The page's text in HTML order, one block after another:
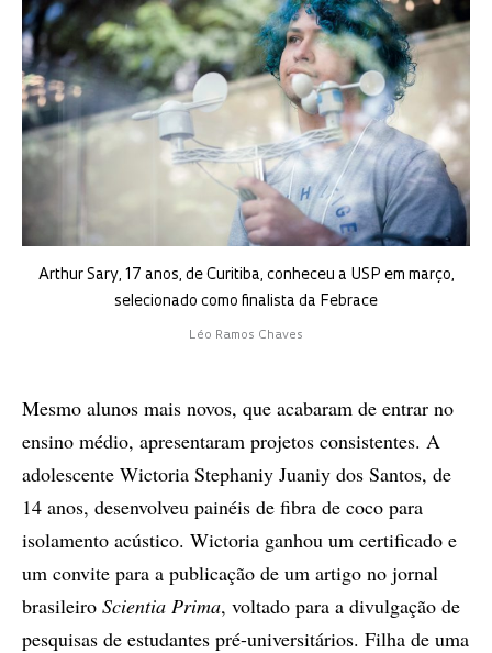
Arthur Sary, 17 anos, de Curitiba, conheceu a USP em março,
selecionado como finalista da Febrace
Léo Ramos Chaves
Mesmo alunos mais novos, que acabaram de entrar no
ensino médio, apresentaram projetos consistentes. A
adolescente Wictoria Stephaniy Juaniy dos Santos, de
14 anos, desenvolveu painéis de fibra de coco para
isolamento acústico. Wictoria ganhou um certificado e
um convite para a publicação de um artigo no jornal
brasileiro Scientia Prima, voltado para a divulgação de
pesquisas de estudantes pré-universitários. Filha de uma